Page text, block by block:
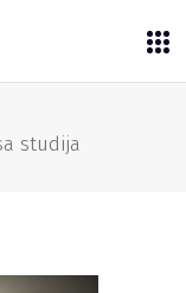
studija